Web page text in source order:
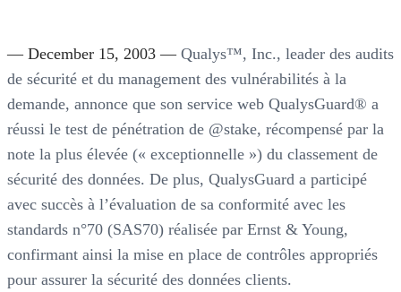
— December 15, 2003 —Qualys™, Inc., leader des audits
de sécurité et du management des vulnérabilités à la
demande, annonce que son service web QualysGuard® a
réussi le test de pénétration de @stake, récompensé par la
note la plus élevée (« exceptionnelle ») du classement de
sécurité des données. De plus, QualysGuard a participé
avec succès à l’évaluation de sa conformité avec les
standards n°70 (SAS70) réalisée par Ernst & Young,
confirmant ainsi la mise en place de contrôles appropriés
pour assurer la sécurité des données clients.